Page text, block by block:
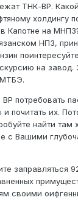
ТНК-ВР.
холдингу
Капотне на
НПЗ,
на завод.
потребовать
почитать их.
найти там
с Вашими
заправляться
своими